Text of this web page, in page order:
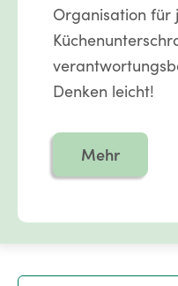
Organisation für
Denken leicht!
Mehr